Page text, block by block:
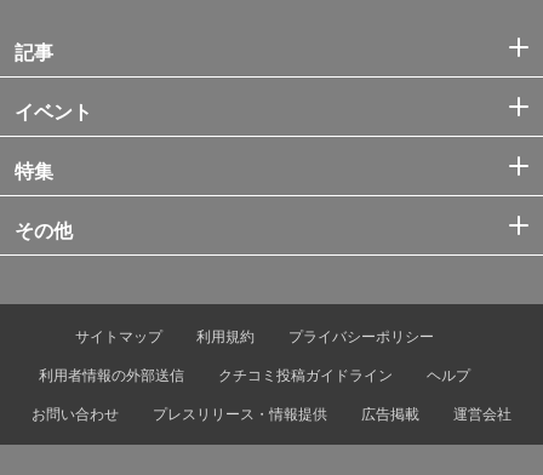
記事
イベント
特集
その他
サイトマップ 利用規約
プライバシーポリシー
利用者情報の外部送信
クチコミ投稿ガイドライン
ヘルプ
お問い合わせ
プレスリリース・情報提供 広告掲載 運営会社